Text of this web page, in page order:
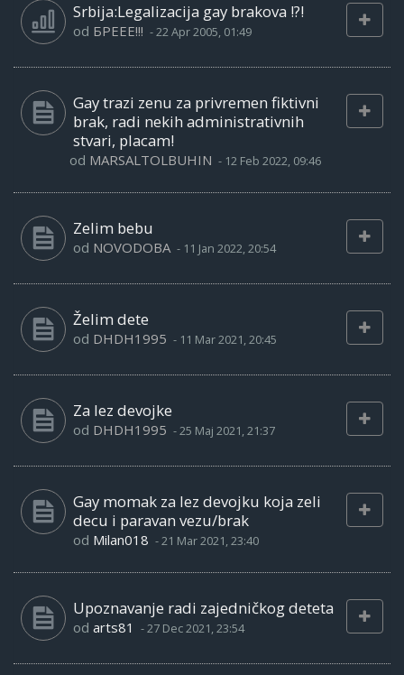
Srbija:Legalizacija gay brakova !?!
od БРЕЕЕ!!! -22 Apr 2005, 01:49
Gay trazi zenu za privremen fiktivni
brak, radi nekih administrativnih
stvari, placam!
od MARSALTOLBUHIN - 12 Feb 2022, 09:46
Zelim bebu
od NOVODOBA - 11 Jan 2022, 20:54
Želim dete
od DHDH1995 - 11 Mar 2021, 20:45
Za lez devojke
od DHDH1995 -25 Maj 2021, 21:37
Gay momak za lez devojku koja zeli
decu i paravan vezu/brak
od Milan018 -21 Mar 2021, 23:40
Upoznavanje radi zajedničkog deteta
od arts81 -27 Dec 2021, 23:54